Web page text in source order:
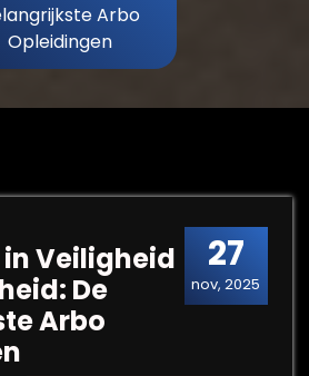
Arbo
Opleidingen
27
nov, 2025
Veiligheid
De
Arbo